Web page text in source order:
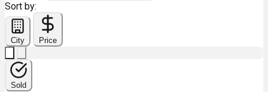
Sort by:
City Price
Sold